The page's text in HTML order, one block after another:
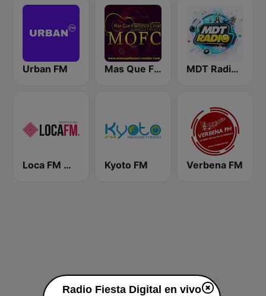
Urban FM Mas Que Flamenco MDT Radio Valencia
Loca FM Melodic Techno Kyoto FM Verbena FM
Radio Fiesta Digital en vivo